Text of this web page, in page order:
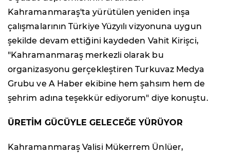
Kahramanmaraş'ta yürütülen yeniden inşa
çalışmalarının Türkiye Yüzyılı vizyonuna uygun
şekilde devam ettiğini kaydeden Vahit Kirişci,
"Kahramanmaraş merkezli olarak bu
organizasyonu gerçekleştiren Turkuvaz Medya
Grubu ve A Haber ekibine hem şahsım hem de
şehrim adına teşekkür ediyorum" diye konuştu.
ÜRETİM GÜCÜYLE GELECEĞE YÜRÜYOR
Kahramanmaraş Valisi Mükerrem Ünlüer,